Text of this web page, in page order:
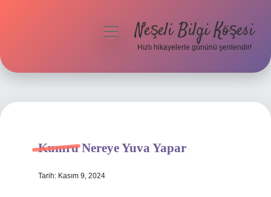
Hakkımızda
menüyüNeşeli Bilgi Köşesi
Hızlı hikayelerle gününü şenlendir!
Kumru Nereye Yuva Yapar
Tarih: Kasım 9, 2024